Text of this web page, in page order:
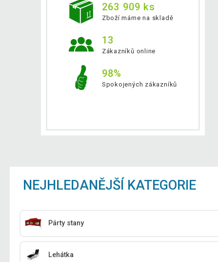
263 909 ks
Zboží máme na skladě
13
Zákazníků online
98%
Spokojených zákazníků
NEJHLEDANĚJŠÍ KATEGORIE
Párty stany
Lehátka